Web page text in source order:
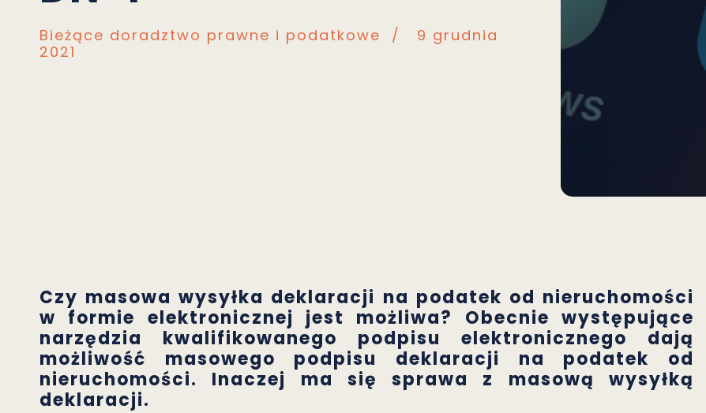
Bieżące doradztwo prawne i podatkowe /
9 grudnia
2021
Czy masowa wysyłka deklaracji na podatek od nieruchomości
w formie elektronicznej jest możliwa? Obecnie występujące
narzędzia kwalifikowanego podpisu elektronicznego dają
możliwość masowego podpisu deklaracji na podatek od
nieruchomości. Inaczej ma się sprawa z masową wysyłką
deklaracji.